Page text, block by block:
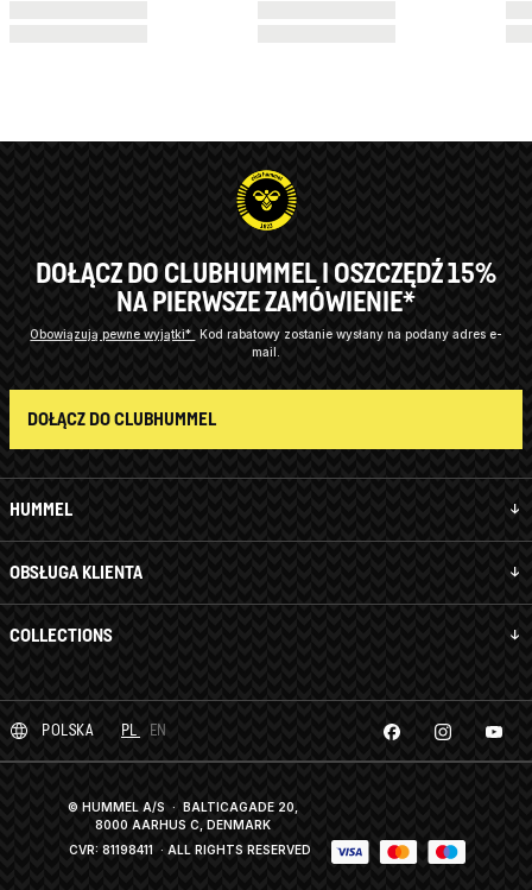
HUMMEL
OBSŁUGA KLIENTA
COLLECTIONS
DOŁĄCZ DO CLUBHUMMEL I OSZCZĘDŹ 15%
NA PIERWSZE ZAMÓWIENIE*
Obowiązują pewne wyjątki*
Kod rabatowy zostanie wysłany na podany adres e-
mail.
DOŁĄCZ DO CLUBHUMMEL
POLSKA PL EN
© HUMMEL A/S · BALTICAGADE 20,
8000 AARHUS C, DENMARK
CVR: 81198411 · ALL RIGHTS RESERVED